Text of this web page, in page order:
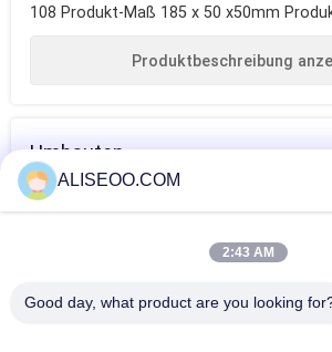
108 Produkt-Maß 185 x 50 x50mm
Produktbeschreibung
Umbauten
umreißende
IPL-
Haarabbaumaschine
ALISEOO.COM
2:43 AM
Good day, what product are you looking